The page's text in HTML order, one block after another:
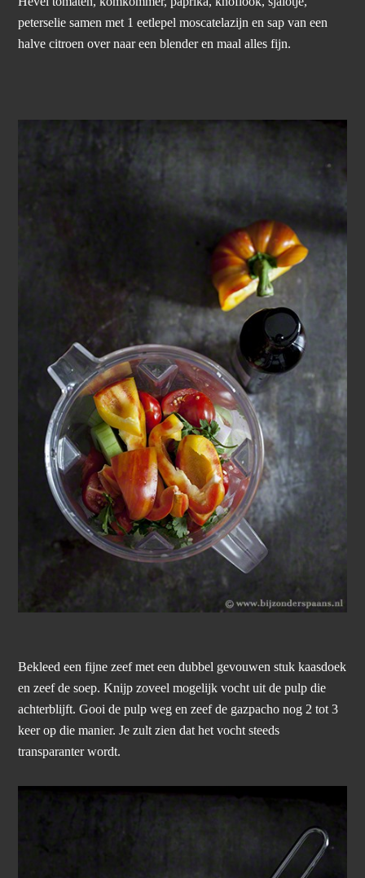
peterselie samen met 1 eetlepel moscatelazijn en sap van een
halve citroen over naar een blender en maal alles fijn.
Bekleed een fijne zeef met een dubbel gevouwen stuk kaasdoek
en zeef de soep. Knijp zoveel mogelijk vocht uit de pulp die
achterblijft. Gooi de pulp weg en zeef de gazpacho nog 2 tot 3
keer op die manier. Je zult zien dat het vocht steeds
transparanter wordt.